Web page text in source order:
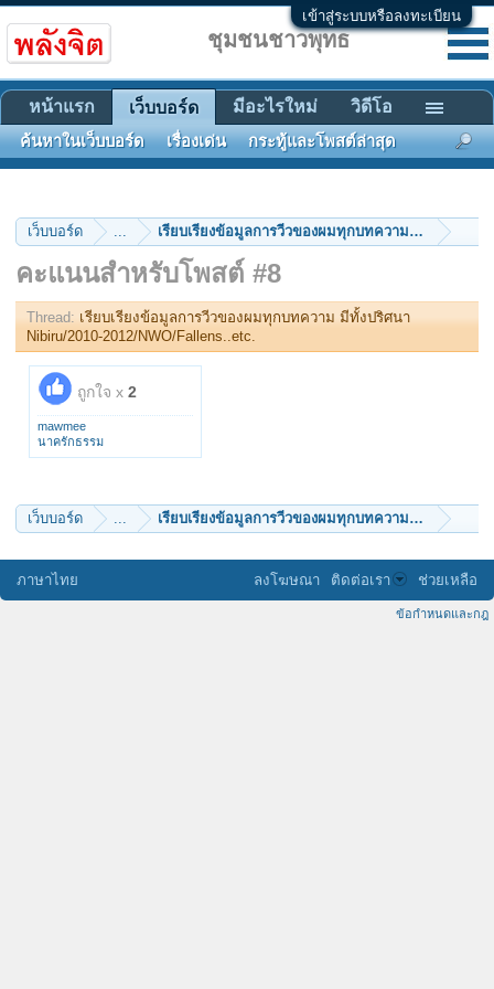
เข้าสู่ระบบหรือลงทะเบียน
เว็บบอร์ด ... เรียบเรียงข้อมูลการวีวของผมทุกบทความ มีทั้งปริศนา
คะแนนสำหรับโพสต์ #8
Thread: เรียบเรียงข้อมูลการวีวของผมทุกบทความ มีทั้งปริศนา
Nibiru/2010-2012/NWO/Fallens..etc.
ถูกใจ x 2
mawmee
นาครักธรรม
เว็บบอร์ด ... เรียบเรียงข้อมูลการวีวของผมทุกบทความ มีทั้งปริศนา
ชุมชนชาวพุทธ
หน้าแรก เว็บบอร์ด
ค้นหาในเว็บบอร์ด เรื่องเด่น กระทู้และโพสต์ล่าสุด
มีอะไรใหม่ วิดีโอ
ภาษาไทย ลงโฆษณา ติดต่อเรา ช่วยเหลือ
ข้อกำหนดและกฎ